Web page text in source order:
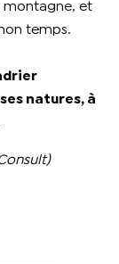
montagne, et
temps.
natures, à